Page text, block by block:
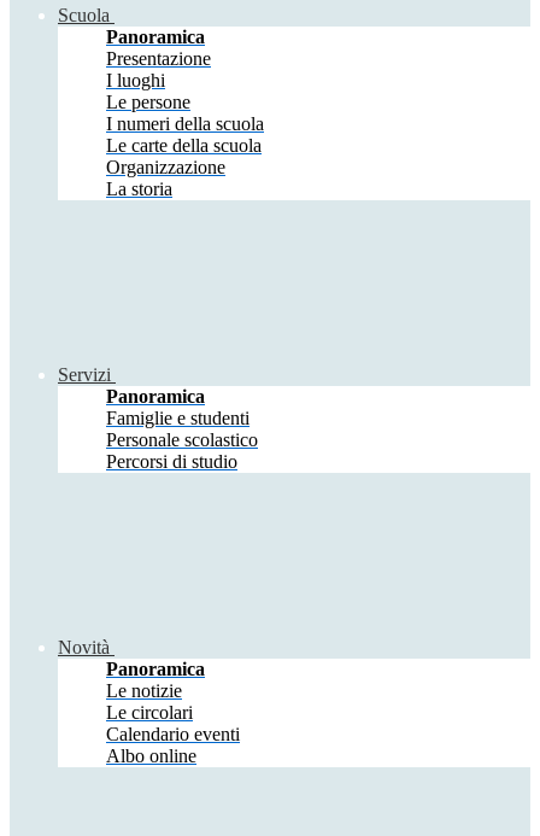
Scuola
Panoramica
Presentazione
I luoghi
Le persone
I numeri della scuola
Le carte della scuola
Organizzazione
La storia
Servizi
Panoramica
Famiglie e studenti
Personale scolastico
Percorsi di studio
Novità
Panoramica
Le notizie
Le circolari
Calendario eventi
Albo online